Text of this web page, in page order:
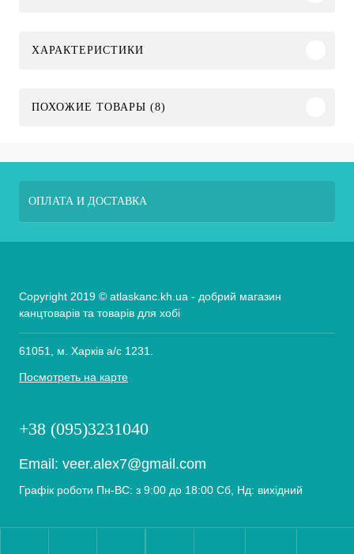
ХАРАКТЕРИСТИКИ
ПОХОЖИЕ ТОВАРЫ (8)
ОПЛАТА И ДОСТАВКА
Copyright 2019 © atlaskanc.kh.ua - добрий магазин
канцтоварів та товарів для хобі
61051, м. Харків а/с 1231.
Посмотреть на карте
+38 (095)3231040
Email: veer.alex7@gmail.com
Графік роботи Пн-ВС: з 9:00 до 18:00 Сб, Нд: вихідний